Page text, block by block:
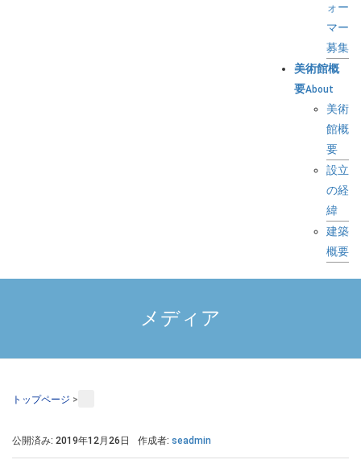
ォー
マー
募集
美術館概
要About
美術
館概
要
設立
の経
緯
建築
概要
メディア
トップページ >
公開済み: 2019年12月26日 作成者: seadmin